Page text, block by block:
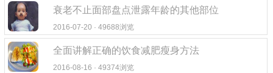
衰老不止面部盘点泄露年龄的其他部位
2016-07-20 · 49688浏览
全面讲解正确的饮食减肥瘦身方法
2016-08-16 · 49374浏览